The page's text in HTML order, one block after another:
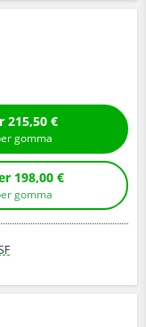
montaggio per 215,50 €
gomma
senza montaggio per 198,00 €
gomma